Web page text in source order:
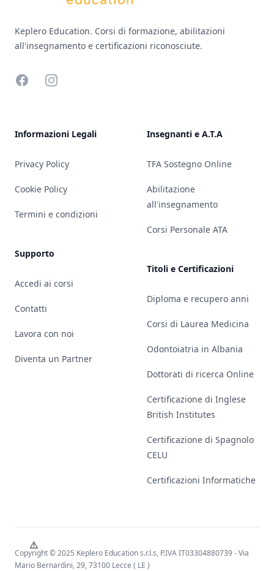
Keplero Education. Corsi di formazione, abilitazioni
all'insegnamento e certificazioni riconosciute.
FacebookInstagram
Informazioni Legali
Privacy Policy
Cookie Policy
Termini e condizioni
Supporto
Accedi ai corsi
Contatti
Lavora con noi
Diventa un Partner
Insegnanti e A.T.A
TFA Sostegno Online
Abilitazione
all'insegnamento
Corsi Personale ATA
Titoli e Certificazioni
Diploma e recupero anni
Corsi di Laurea Medicina
Odontoiatria in Albania
Dottorati di ricerca Online
Certificazione di Inglese
British Institutes
Certificazione di Spagnolo
CELU
Certificazioni Informatiche
Copyright © 2025 Keplero Education s.r.l.s, P.IVA IT03304880739 - Via
Mario Bernardini, 29, 73100 Lecce ( LE )